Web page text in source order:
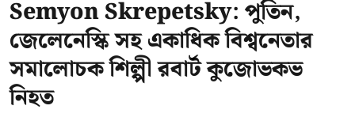
Semyon Skrepetsky: পুতিন,
জেলেনেস্কি সহ একাধিক বিশ্বনেতার
সমালোচক শিল্পী রবার্ট কুজোভকভ
নিহত